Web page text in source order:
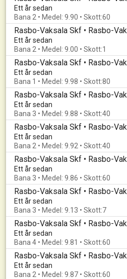
Ett år sedan
Bana 2 • Medel: 9.90 • Skott:60
Ett år sedan
Bana 2 • Medel: 9.00 • Skott:1
Ett år sedan
Bana 1 • Medel: 9.98 • Skott:80
Ett år sedan
Bana 3 • Medel: 9.88 • Skott:40
Ett år sedan
Bana 2 • Medel: 9.92 • Skott:40
Ett år sedan
Bana 3 • Medel: 9.86 • Skott:60
Ett år sedan
Bana 3 • Medel: 9.13 • Skott:7
Ett år sedan
Bana 4 • Medel: 9.81 • Skott:60
Ett år sedan
Bana 2 • Medel: 9.87 • Skott:60